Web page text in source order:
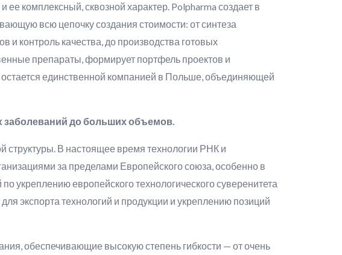
комплексный, сквозной характер. Polpharma создает в
всю цепочку создания стоимости: от синтеза
и контроль качества, до производства готовых
препараты, формирует портфель проектов и
единственной компанией в Польше, объединяющей
заболеваний до больших объемов.
структуры. В настоящее время технологии РНК и
за пределами Европейского союза, особенно в
укреплению европейского технологического суверенитета
экспорта технологий и продукции и укреплению позиций
обеспечивающие высокую степень гибкости — от очень